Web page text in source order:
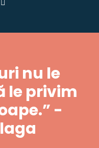
nu le
le privim
-